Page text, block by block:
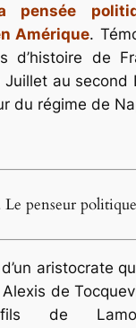
pensée
Amérique.
d’histoire de
Juillet au second
du régime de
Le penseur politique
aristocrate
de
fils de